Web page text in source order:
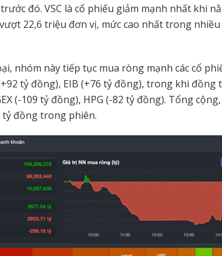
đó. VSC là cổ phiếu giảm mạnh nhất khi
22,6 triệu đơn vị, mức cao nhất trong
nhóm này tiếp tục mua ròng mạnh các cổ
tỷ đồng), EIB (+76 tỷ đồng), trong khi đồng
(-109 tỷ đồng), HPG (-82 tỷ đồng). Tổng
đồng trong phiên.